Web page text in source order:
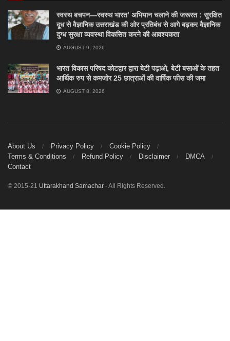
स्वस्थ बचपन—स्वस्थ भारत’ अभियान चलाने की जरूरत : सुरक्षित
दूध से वैज्ञानिक उत्तराखंड की ओर प्रतिबंध से आगे बढ़कर वैज्ञानिक
दुग्ध सुरक्षा व्यवस्था विकसित करने की आवश्यकता
AUGUST 9, 2026
भारत विकास परिषद कोटद्वार द्वारा बेटी पढ़ाओ, बेटी बसाओं के तहत
आर्थिक रुप से कमजोर 25 छात्राओं की वार्षिक फीस की जमा
AUGUST 8, 2026
About Us Privacy Policy
Cookie Policy
Terms & Conditions
Refund Policy Disclaimer
DMCA
Contact
© 2015-21 Uttarakhand Samachar - All Rights Reserved.